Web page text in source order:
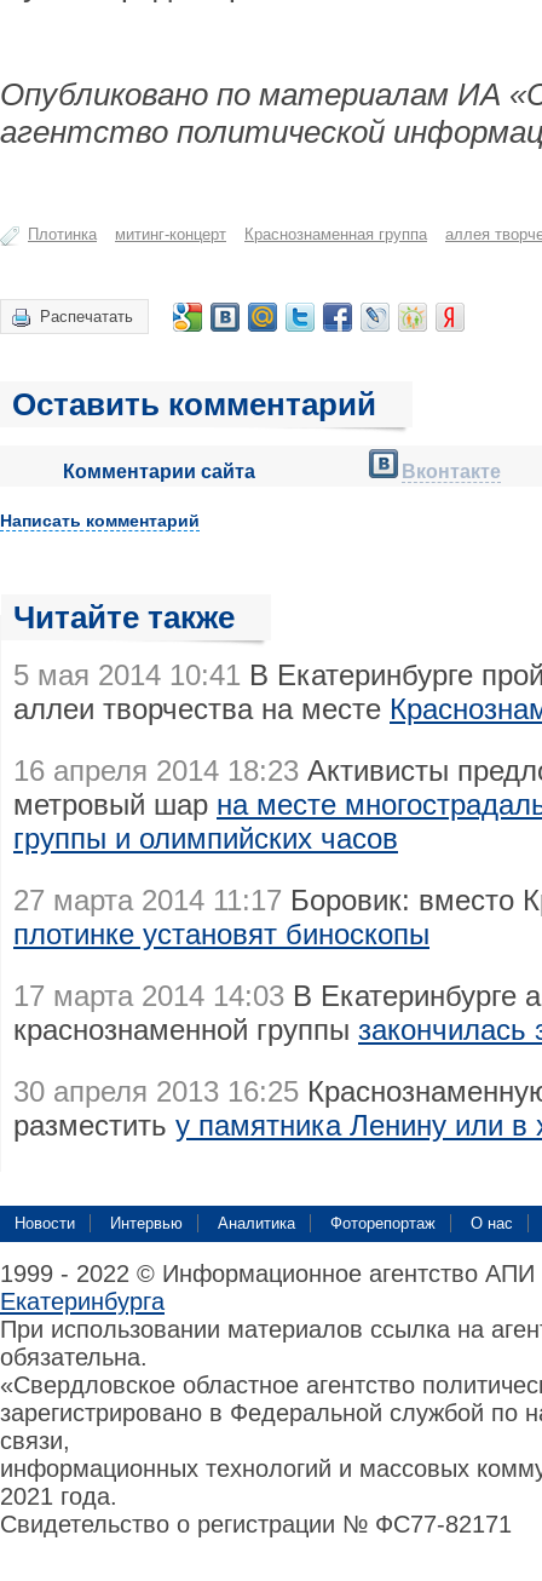
Опубликовано по материалам ИА
агентство политической
Плотинка митинг-концерт Краснознаменная группа аллея
Распечатать
Оставить комментарий
Комментарии сайта Вконтакте
Написать комментарий
Читайте также
5 мая 2014 10:41 В Екатеринбурге
аллеи творчества на месте
16 апреля 2014 18:23 Активисты
метровый шар на месте
группы и олимпийских часов
27 марта 2014 11:17 Боровик: вместо
плотинке установят биноскопы
17 марта 2014 14:03 В Екатеринбурге
краснознаменной группы
30 апреля 2013 16:25
разместить у памятника Ленину или в
Новости Интервью Аналитика Фоторепортаж О нас
1999 - 2022 © Информационное агентство
Екатеринбурга
При использовании материалов ссылка на
обязательна.
«Свердловское областное агентство
зарегистрировано в Федеральной службой по
связи,
информационных технологий и массовых
2021 года.
Свидетельство о регистрации № ФС77-82171